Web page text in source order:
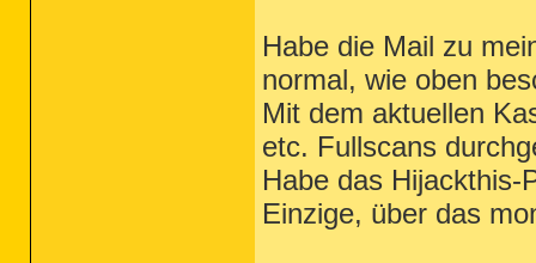
Habe die Mail zu
normal, wie oben
Mit dem aktuellen
etc. Fullscans
Habe das Hijackthis-
Einzige, über das